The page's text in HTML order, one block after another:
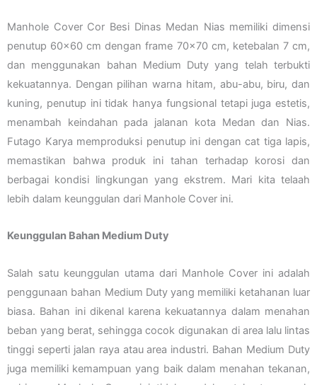
Manhole Cover Cor Besi Dinas Medan Nias memiliki dimensi
penutup 60×60 cm dengan frame 70×70 cm, ketebalan 7 cm,
dan menggunakan bahan Medium Duty yang telah terbukti
kekuatannya. Dengan pilihan warna hitam, abu-abu, biru, dan
kuning, penutup ini tidak hanya fungsional tetapi juga estetis,
menambah keindahan pada jalanan kota Medan dan Nias.
Futago Karya memproduksi penutup ini dengan cat tiga lapis,
memastikan bahwa produk ini tahan terhadap korosi dan
berbagai kondisi lingkungan yang ekstrem. Mari kita telaah
lebih dalam keunggulan dari Manhole Cover ini.
Keunggulan Bahan Medium Duty
Salah satu keunggulan utama dari Manhole Cover ini adalah
penggunaan bahan Medium Duty yang memiliki ketahanan luar
biasa. Bahan ini dikenal karena kekuatannya dalam menahan
beban yang berat, sehingga cocok digunakan di area lalu lintas
tinggi seperti jalan raya atau area industri. Bahan Medium Duty
juga memiliki kemampuan yang baik dalam menahan tekanan,